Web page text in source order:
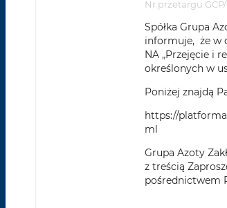
Nr przetargu
Spółka Grupa
informuje, że w
NA „Przejęcie i
określonych w
Poniżej znajdą
https://
ml
Grupa Azoty
z treścią
pośrednictwem